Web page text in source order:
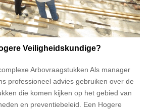
Veiligheidskundige?
Arbovraagstukken Als manager
professioneel advies gebruiken over de
die komen kijken op het gebied van
en preventiebeleid. Een Hogere